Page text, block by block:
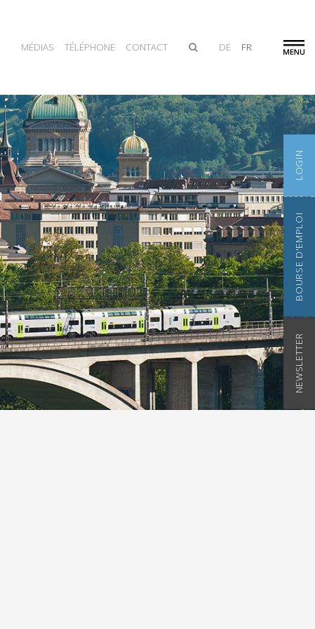
MÉDIAS TÉLÉPHONE CONTACT DE FR
LOGIN
BOURSE D'EMPLOI
NEWSLETTER